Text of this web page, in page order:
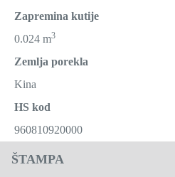
Zapremina kutije
0.024 m3
Zemlja porekla
Kina
HS kod
960810920000
ŠTAMPA